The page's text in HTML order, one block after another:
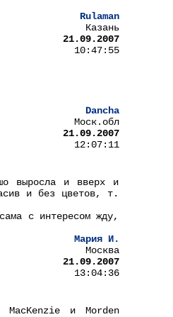
Rulaman
Казань
21.09.2007
10:47:55
Dancha
Моск.обл
21.09.2007
12:07:11
выросла и вверх и
и без цветов, т.
с интересом жду,
Мария И.
Москва
21.09.2007
13:04:36
и Morden